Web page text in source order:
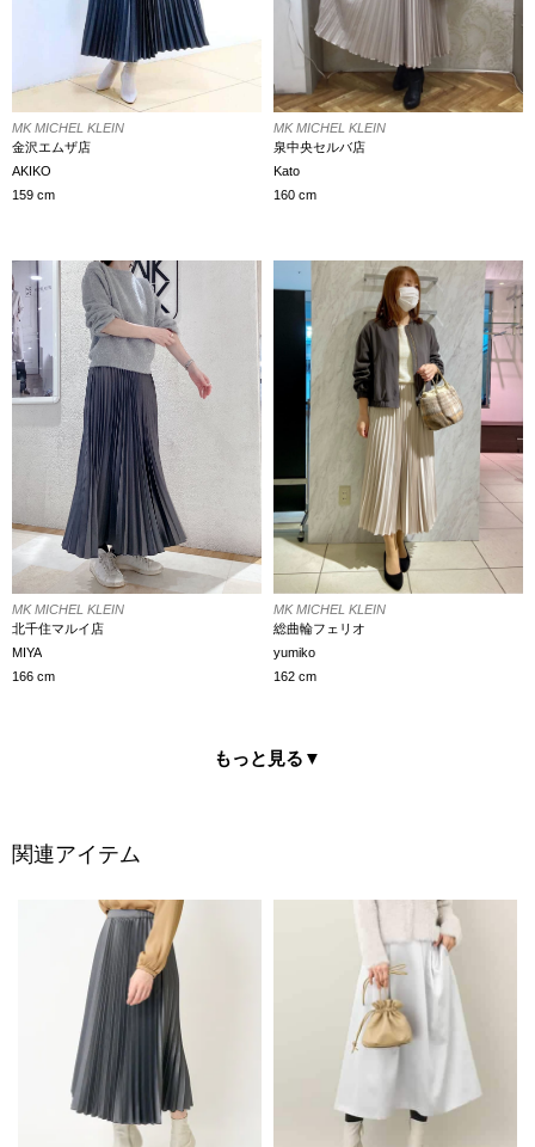
MK MICHEL KLEIN
金沢エムザ店
AKIKO
159 cm
MK MICHEL KLEIN
泉中央セルバ店
Kato
160 cm
MK MICHEL KLEIN
北千住マルイ店
MIYA
166 cm
MK MICHEL KLEIN
総曲輪フェリオ
yumiko
162 cm
もっと見る ▼
関連アイテム